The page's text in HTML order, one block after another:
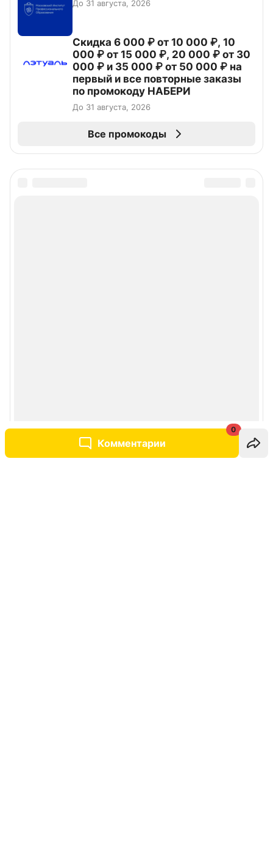
Комментарии
0
До 31 августа, 2026
Скидка 6 000 ₽ от 10 000 ₽, 10
000 ₽ от 15 000 ₽, 20 000 ₽ от 30
000 ₽ и 35 000 ₽ от 50 000 ₽ на
первый и все повторные заказы
по промокоду НАБЕРИ
До 31 августа, 2026
Все промокоды